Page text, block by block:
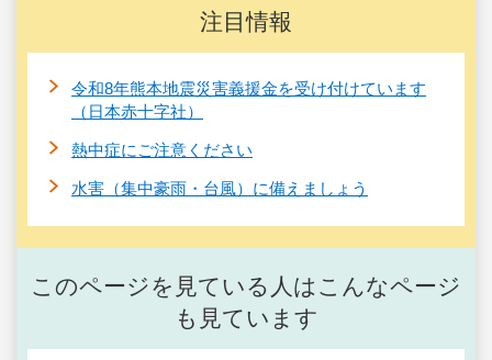
注目情報
令和8年熊本地震災害義援金を受け付けています
（日本赤十字社）
熱中症にご注意ください
水害（集中豪雨・台風）に備えましょう
このページを見ている人はこんなページ
も見ています